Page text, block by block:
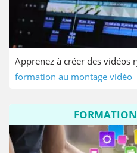
Apprenez à créer des vidéos
formation au montage vidéo
FORMATION